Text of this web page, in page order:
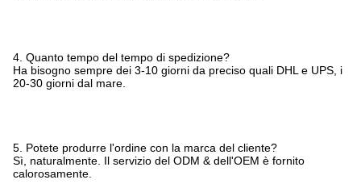
4. Quanto tempo del tempo di spedizione?
Ha bisogno sempre dei 3-10 giorni da preciso quali DHL e UPS, i
20-30 giorni dal mare.
5. Potete produrre l'ordine con la marca del cliente?
Sì, naturalmente. Il servizio del ODM & dell'OEM è fornito
calorosamente.